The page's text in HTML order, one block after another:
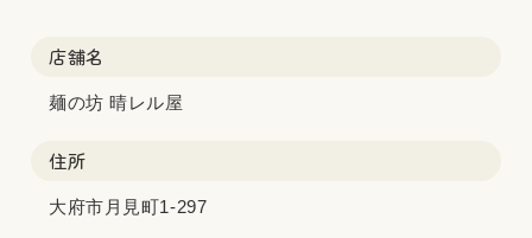
店舗名
麺の坊 晴レル屋
住所
大府市月見町1-297